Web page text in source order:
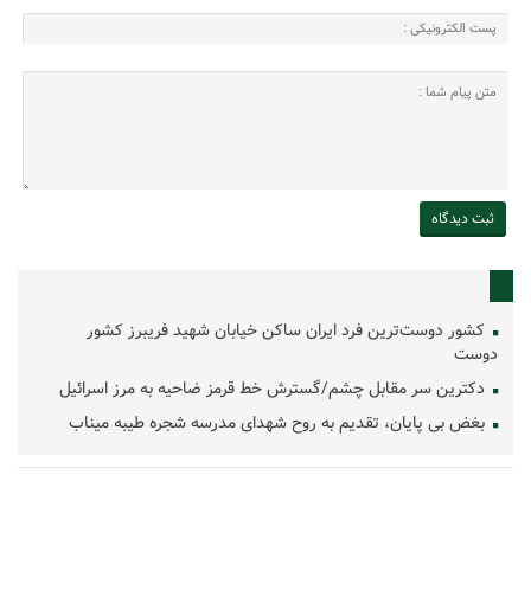
کشور دوست‌ترین فرد ایران ساکن خیابان شهید فریبرز کشور
دوست
دکترین سر مقابل چشم/گسترش خط قرمز ضاحیه به مرز اسرائیل
بغض بی پایان، تقدیم به روح شهدای مدرسه شجره طیبه میناب